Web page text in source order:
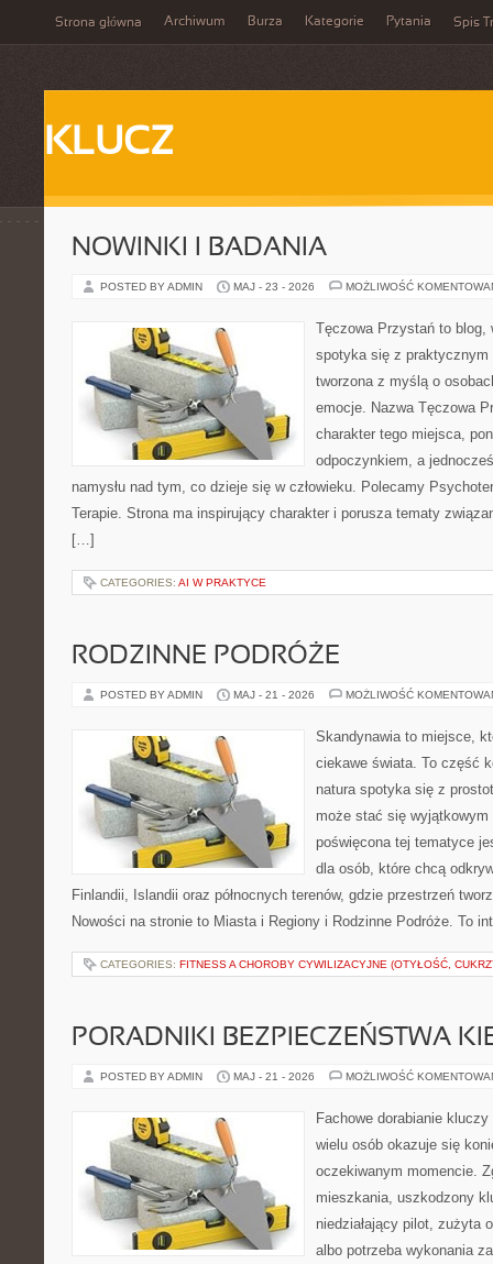
Strona główna Archiwum Burza Kategorie Pytania Spis
KLUCZ
NOWINKI I BADANIA
POSTED BY ADMIN MAJ - 23 - 2026 MOŻLIWOŚĆ
Tęczowa Przystań to
spotyka się z praktycznym
tworzona z myślą o
emocje. Nazwa Tęczowa
charakter tego miejsca,
odpoczynkiem, a
namysłu nad tym, co dzieje się w człowieku. Polecamy
Terapie. Strona ma inspirujący charakter i porusza tematy
[…]
CATEGORIES: AI W PRAKTYCE
RODZINNE PODRÓŻE
POSTED BY ADMIN MAJ - 21 - 2026 MOŻLIWOŚĆ
Skandynawia to miejsce,
ciekawe świata. To część
natura spotyka się z
może stać się
poświęcona tej tematyce
dla osób, które chcą
Finlandii, Islandii oraz północnych terenów, gdzie przestrzeń
Nowości na stronie to Miasta i Regiony i Rodzinne Podróże. To
CATEGORIES: FITNESS A CHOROBY CYWILIZACYJNE (OTYŁOŚĆ,
PORADNIKI BEZPIECZEŃSTWA
POSTED BY ADMIN MAJ - 21 - 2026 MOŻLIWOŚĆ
Fachowe dorabianie
wielu osób okazuje się
oczekiwanym momencie.
mieszkania, uszkodzony
niedziałający pilot, zużyta
albo potrzeba wykonania